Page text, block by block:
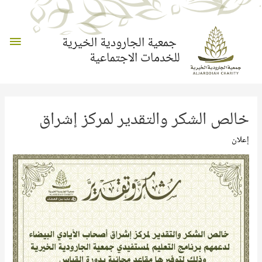
جمعية الجارودية الخيرية
للخدمات الاجتماعية
خالص الشكر والتقدير لمركز إشراق
إعلان